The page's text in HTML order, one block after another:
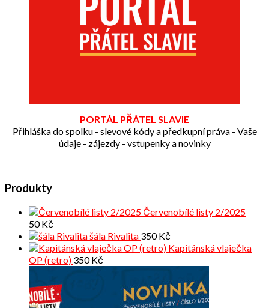
PORTÁL PŘÁTEL SLAVIE
Přihláška do spolku - slevové kódy a předkupní práva - Vaše
údaje - zájezdy - vstupenky a novinky
Produkty
Červenobílé listy 2/2025
50Kč
šála Rivalita 350Kč
Kapitánská vlaječka
OP (retro) 350Kč